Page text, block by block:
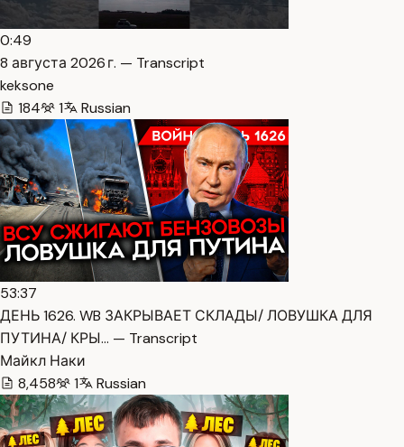
0:49
8 августа 2026 г. — Transcript
keksone
184
1 Russian
53:37
ДЕНЬ 1626. WB ЗАКРЫВАЕТ СКЛАДЫ/ ЛОВУШКА ДЛЯ
ПУТИНА/ КРЫ… — Transcript
Майкл Наки
8,458
1 Russian